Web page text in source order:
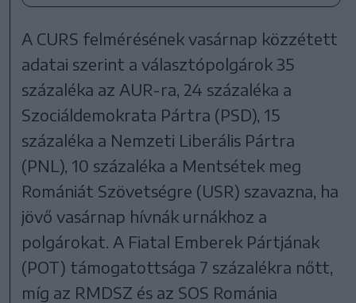
A CURS felmérésének vasárnap közzétett
adatai szerint a választópolgárok 35
százaléka az AUR-ra, 24 százaléka a
Szociáldemokrata Pártra (PSD), 15
százaléka a Nemzeti Liberális Pártra
(PNL), 10 százaléka a Mentsétek meg
Romániát Szövetségre (USR) szavazna, ha
jövő vasárnap hívnák urnákhoz a
polgárokat. A Fiatal Emberek Pártjának
(POT) támogatottsága 7 százalékra nőtt,
míg az RMDSZ és az SOS Románia